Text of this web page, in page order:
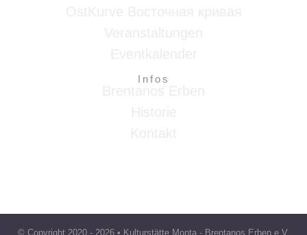
Infos
© Copyright 2020 - 2026 • Kulturstätte Monta - Brentanos Erben e.V.